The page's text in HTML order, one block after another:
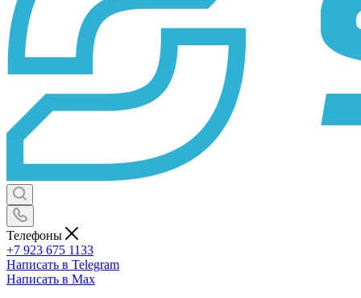
Телефоны
+7 923 675 1133
Написать в Telegram
Написать в Max